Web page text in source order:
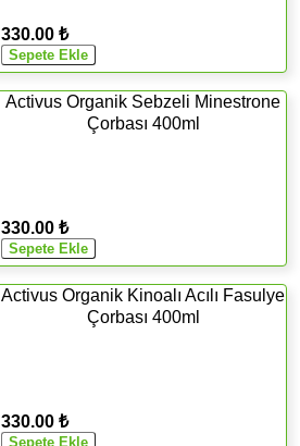
330.00 ₺
Activus Organik Sebzeli Minestrone
Çorbası 400ml
330.00 ₺
Activus Organik Kinoalı Acılı Fasulye
Çorbası 400ml
330.00 ₺